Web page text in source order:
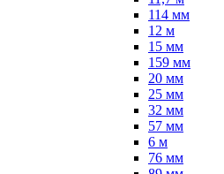
114 мм
12 м
15 мм
159 мм
20 мм
25 мм
32 мм
57 мм
6 м
76 мм